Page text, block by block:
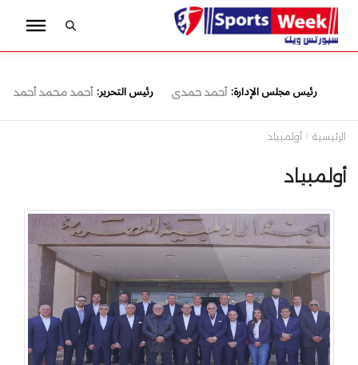
رئيس مجلس الإدارة: أحمد حمدى رئيس التحرير: أحمد محمد أحمد
الرئيسية أولمبياد
أولمبياد